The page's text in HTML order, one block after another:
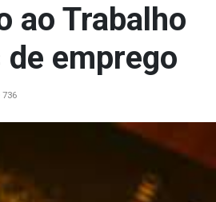
ao Trabalho
emprego
736